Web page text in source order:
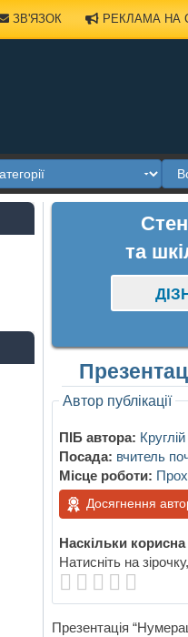
ЗВ'ЯЗОК РЕКЛАМА НА
та
Автор публікації
ПІБ автора:
Посада: вчитель
Місце роботи:
Досягнення
Наскільки
Натисніть на
Презентація